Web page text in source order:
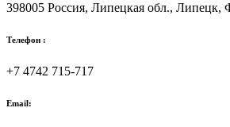
398005 Россия, Липецкая обл., Липецк,
Телефон :
+7 4742 715-717
Email: